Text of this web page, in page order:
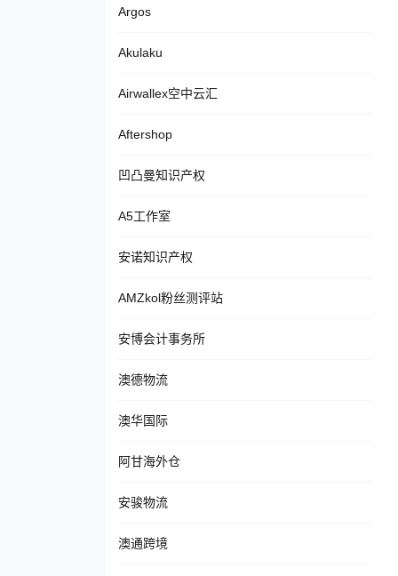
Argos
Akulaku
Airwallex空中云汇
Aftershop
凹凸曼知识产权
A5工作室
安诺知识产权
AMZkol粉丝测评站
安博会计事务所
澳德物流
澳华国际
阿甘海外仓
安骏物流
澳通跨境